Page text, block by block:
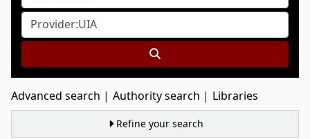
Advanced search Authority search Libraries
Refine your search